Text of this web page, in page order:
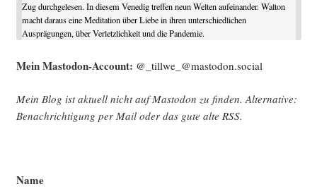
Zug durchgelesen. In diesem Venedig treffen neun Welten aufeinander. Walton
macht daraus eine Meditation über Liebe in ihren unterschiedlichen
Ausprägungen, über Verletzlichkeit und die Pandemie.
Mein Mast­o­don-Account: @_tillwe_@mastodon.social
Mein Blog ist aktu­ell nicht auf Mast­o­don zu fin­den. Alter­na­ti­ve:
Benach­rich­ti­gung per Mail oder das gute alte RSS.
Name